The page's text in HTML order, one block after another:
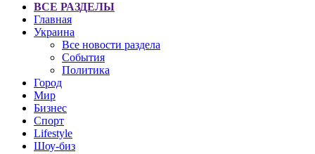
ВСЕ РАЗДЕЛЫ
Главная
Украина
Все новости раздела
События
Политика
Город
Мир
Бизнес
Спорт
Lifestyle
Шоу-биз